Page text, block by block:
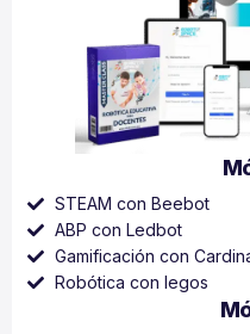
STEAM con Beebot
ABP con Ledbot
Gamificación con
Robótica con legos